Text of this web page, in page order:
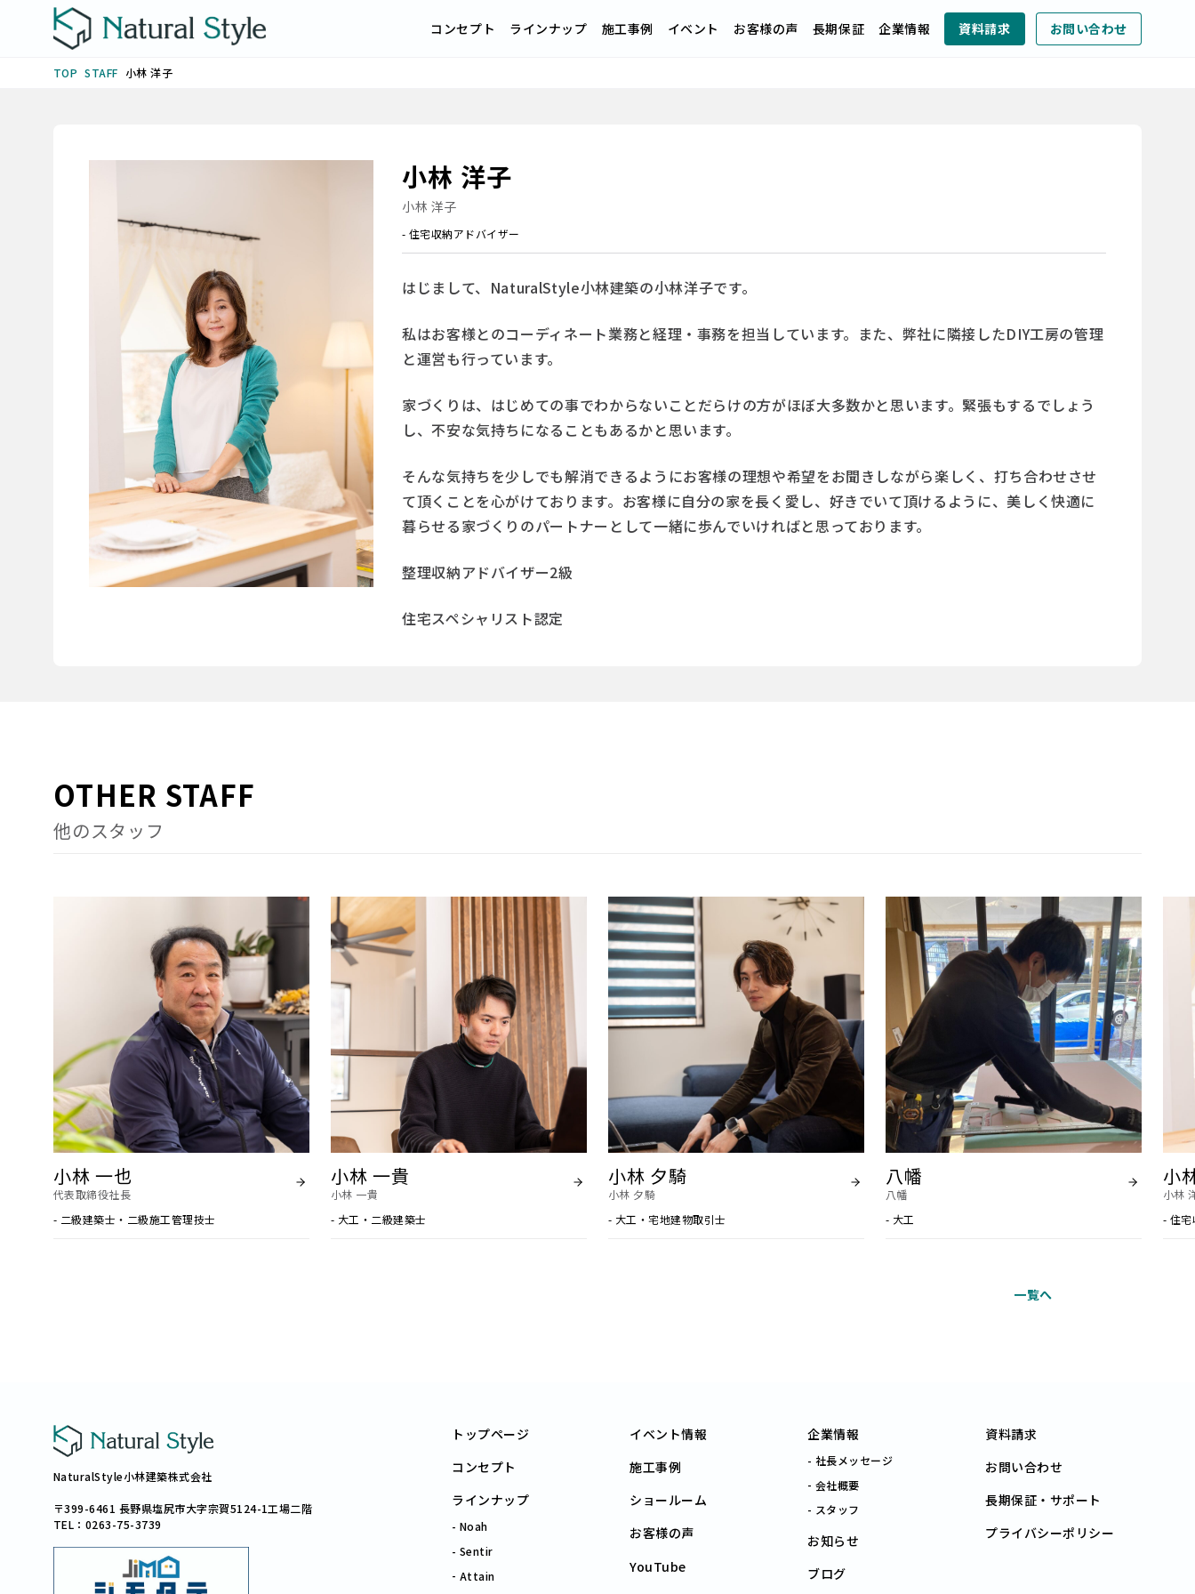
コンセプト ラインナップ 施工事例 イベント お客様の声 長期保証 企業情報 資料請求 お問い合わせ
TOP STAFF 小林 洋子
小林 洋子
小林 洋子
- 住宅収納アドバイザー
はじまして、NaturalStyle小林建築の小林洋子です。
私はお客様とのコーディネート業務と経理・事務を担当しています。また、弊社に隣接したDIY工房の管理
と運営も行っています。
家づくりは、はじめての事でわからないことだらけの方がほぼ大多数かと思います。緊張もするでしょう
し、不安な気持ちになることもあるかと思います。
そんな気持ちを少しでも解消できるようにお客様の理想や希望をお聞きしながら楽しく、打ち合わせさせ
て頂くことを心がけております。お客様に自分の家を長く愛し、好きでいて頂けるように、美しく快適に
暮らせる家づくりのパートナーとして一緒に歩んでいければと思っております。
整理収納アドバイザー2級
住宅スペシャリスト認定
OTHER STAFF
他のスタッフ
小林 一也
代表取締役社長
- 二級建築士・二級施工管理技士
小林 一貴
小林 一貴
- 大工・二級建築士
小林 夕騎
小林 夕騎
- 大工・宅地建物取引士
八幡
八幡
- 大工
小
小林
- 住宅
一覧へ
NaturalStyle小林建築株式会社
〒399-6461 長野県塩尻市大字宗賀5124-1工場二階
TEL：0263-75-3739
トップページ
コンセプト
ラインナップ
Noah
Sentir
Attain
イベント情報
施工事例
ショールーム
お客様の声
YouTube
企業情報
社長メッセージ
会社概要
スタッフ
お知らせ
ブログ
資料請求
お問い合わせ
長期保証・サポート
プライバシーポリシー